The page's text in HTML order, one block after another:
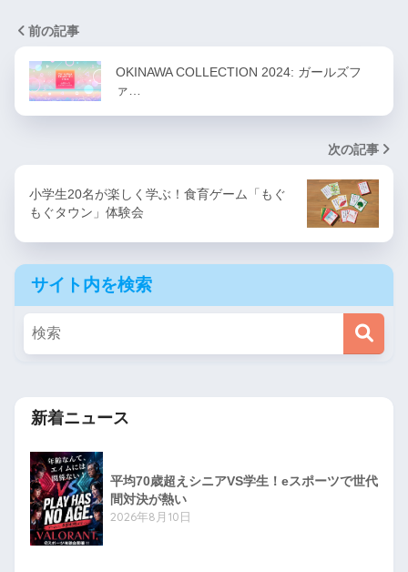
前の記事
OKINAWA COLLECTION 2024: ガールズフ
ァ…
次の記事
小学生20名が楽しく学ぶ！食育ゲーム「もぐ
もぐタウン」体験会
サイト内を検索
新着ニュース
平均70歳超えシニアVS学生！eスポーツで世代
間対決が熱い
2026年8月10日